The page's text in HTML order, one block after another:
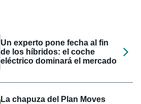
Un experto pone fecha al fin
de los híbridos: el coche
eléctrico dominará el mercado
La chapuza del Plan Moves